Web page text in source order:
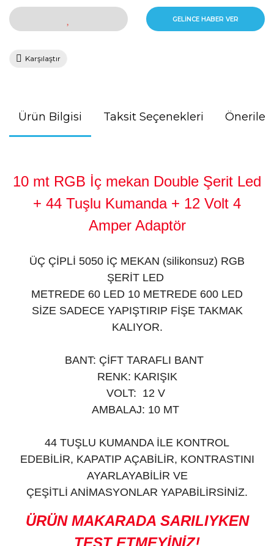
GELİNCE HABER VER
Karşılaştır
Ürün Bilgisi Taksit Seçenekleri
10 mt RGB İç mekan Double Şerit Led
+ 44 Tuşlu Kumanda + 12 Volt 4
Amper Adaptör
ÜÇ ÇİPLİ 5050 İÇ MEKAN (silikonsuz) RGB
ŞERİT LED
METREDE 60 LED 10 METREDE 600 LED
SİZE SADECE YAPIŞTIRIP FİŞE TAKMAK
KALIYOR.
BANT: ÇİFT TARAFLI BANT
RENK: KARIŞIK
VOLT: 12 V
AMBALAJ: 10 MT
44 TUŞLU KUMANDA İLE KONTROL
EDEBİLİR, KAPATIP AÇABİLİR, KONTRASTINI
AYARLAYABİLİR VE
ÇEŞİTLİ ANİMASYONLAR YAPABİLİRSİNİZ.
ÜRÜN MAKARADA SARILIYKEN
TEST ETMEYİNİZ!